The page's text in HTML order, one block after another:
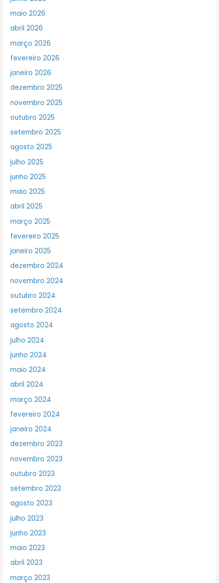
maio 2026
abril 2026
março 2026
fevereiro 2026
janeiro 2026
dezembro 2025
novembro 2025
outubro 2025
setembro 2025
agosto 2025
julho 2025
junho 2025
maio 2025
abril 2025
março 2025
fevereiro 2025
janeiro 2025
dezembro 2024
novembro 2024
outubro 2024
setembro 2024
agosto 2024
julho 2024
junho 2024
maio 2024
abril 2024
março 2024
fevereiro 2024
janeiro 2024
dezembro 2023
novembro 2023
outubro 2023
setembro 2023
agosto 2023
julho 2023
junho 2023
maio 2023
abril 2023
março 2023